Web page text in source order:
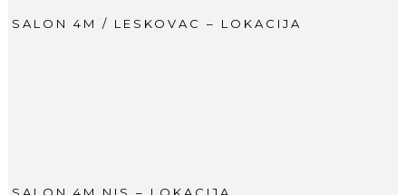
SALON 4M / LESKOVAC – LOKACIJA
SALON 4M NIS – LOKACIJA